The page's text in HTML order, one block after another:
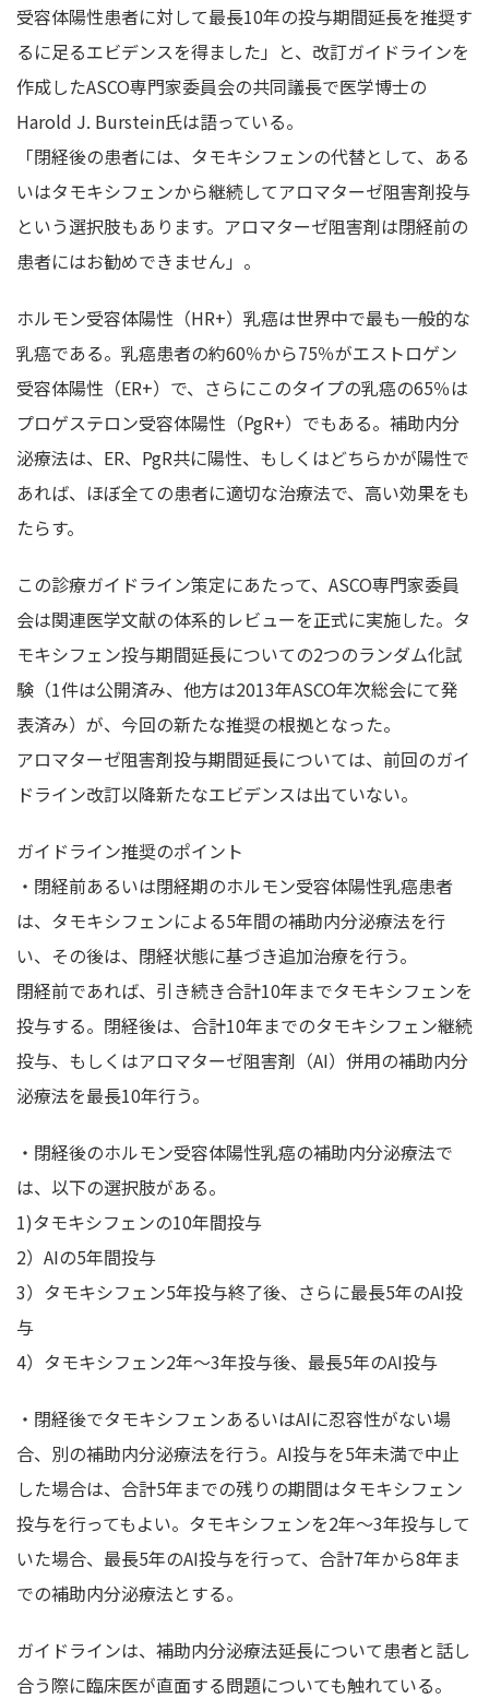
受容体陽性患者に対して最長10年の投与期間延長を推奨す
るに足るエビデンスを得ました」と、改訂ガイドラインを
作成したASCO専門家委員会の共同議長で医学博士の
Harold J. Burstein氏は語っている。
「閉経後の患者には、タモキシフェンの代替として、ある
いはタモキシフェンから継続してアロマターゼ阻害剤投与
という選択肢もあります。アロマターゼ阻害剤は閉経前の
患者にはお勧めできません」。
ホルモン受容体陽性（HR+）乳癌は世界中で最も一般的な
乳癌である。乳癌患者の約60％から75％がエストロゲン
受容体陽性（ER+）で、さらにこのタイプの乳癌の65％は
プロゲステロン受容体陽性（PgR+）でもある。補助内分
泌療法は、ER、PgR共に陽性、もしくはどちらかが陽性で
あれば、ほぼ全ての患者に適切な治療法で、高い効果をも
たらす。
この診療ガイドライン策定にあたって、ASCO専門家委員
会は関連医学文献の体系的レビューを正式に実施した。タ
モキシフェン投与期間延長についての2つのランダム化試
験（1件は公開済み、他方は2013年ASCO年次総会にて発
表済み）が、今回の新たな推奨の根拠となった。
アロマターゼ阻害剤投与期間延長については、前回のガイ
ドライン改訂以降新たなエビデンスは出ていない。
ガイドライン推奨のポイント
・閉経前あるいは閉経期のホルモン受容体陽性乳癌患者
は、タモキシフェンによる5年間の補助内分泌療法を行
い、その後は、閉経状態に基づき追加治療を行う。
閉経前であれば、引き続き合計10年までタモキシフェンを
投与する。閉経後は、合計10年までのタモキシフェン継続
投与、もしくはアロマターゼ阻害剤（AI）併用の補助内分
泌療法を最長10年行う。
・閉経後のホルモン受容体陽性乳癌の補助内分泌療法で
は、以下の選択肢がある。
1)タモキシフェンの10年間投与
2）AIの5年間投与
3）タモキシフェン5年投与終了後、さらに最長5年のAI投
与
4）タモキシフェン2年～3年投与後、最長5年のAI投与
・閉経後でタモキシフェンあるいはAIに忍容性がない場
合、別の補助内分泌療法を行う。AI投与を5年未満で中止
した場合は、合計5年までの残りの期間はタモキシフェン
投与を行ってもよい。タモキシフェンを2年～3年投与して
いた場合、最長5年のAI投与を行って、合計7年から8年ま
での補助内分泌療法とする。
ガイドラインは、補助内分泌療法延長について患者と話し
合う際に臨床医が直面する問題についても触れている。